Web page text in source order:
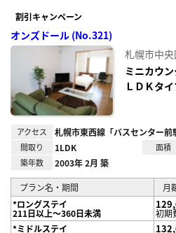
割引キャンペーン
オンズドール (No.321)
札幌市中央
ミニカウ
ＬＤＫタ
アクセス 札幌市東西線「バスセンター前
間取り 1LDK 面積
築年数 2003年 2月 築
プラン名・期間
月
*ロングステイ
211日以上～360日未満
初期
*ミドルステイ